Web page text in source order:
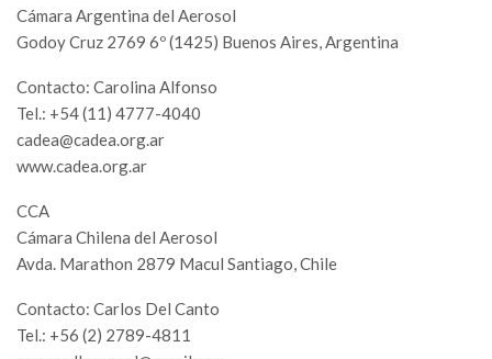
Cámara Argentina del Aerosol
Godoy Cruz 2769 6º (1425) Buenos Aires, Argentina
Contacto: Carolina Alfonso
Tel.: +54 (11) 4777-4040
cadea@cadea.org.ar
www.cadea.org.ar
CCA
Cámara Chilena del Aerosol
Avda. Marathon 2879 Macul Santiago, Chile
Contacto: Carlos Del Canto
Tel.: +56 (2) 2789-4811